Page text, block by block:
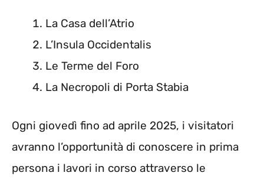
La Casa dell’Atrio
L’Insula Occidentalis
Le Terme del Foro
La Necropoli di Porta Stabia
Ogni giovedì fino ad aprile 2025, i visitatori
avranno l’opportunità di conoscere in prima
persona i lavori in corso attraverso le